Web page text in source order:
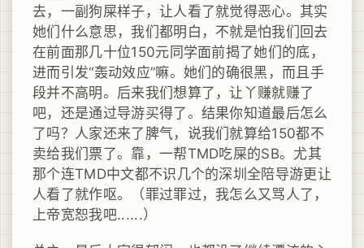
去，一副狗屎样子，让人看了就觉得恶心。其实
她们什么意思，我们都明白，不就是怕我们回去
在前面那几十位150元同学面前揭了她们的底，
进而引发“轰动效应”嘛。她们的确很黑，而且手
段并不高明。后来我们想算了，让丫赚就赚了
吧，还是通过导游买得了。结果你知道最后怎么
了吗？人家还来了脾气，说我们就算给150都不
卖给我们票了。靠，一帮TMD吃屎的SB。尤其
那个连TMD中文都不识几个的深圳全陪导游更让
人看了就作呕。（罪过罪过，我怎么又骂人了，
上帝宽恕我吧......）